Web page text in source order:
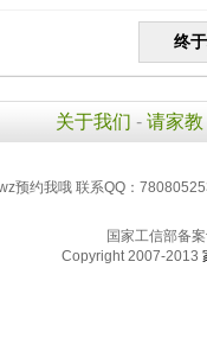
关于我们 - 请家教
预约我哦 联系QQ：
国家工信部备
Copyright 2007-2013